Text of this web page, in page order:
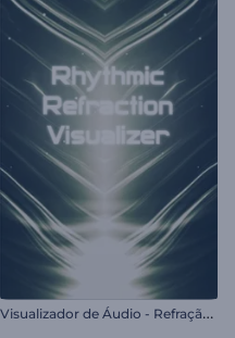
V
isualizador de Áudio - Refração Rítmica